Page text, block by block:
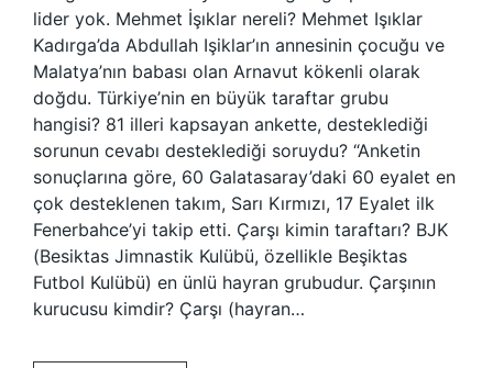
lider yok. Mehmet İşıklar nereli? Mehmet Işıklar
Kadırga’da Abdullah Işiklar’ın annesinin çocuğu ve
Malatya’nın babası olan Arnavut kökenli olarak
doğdu. Türkiye’nin en büyük taraftar grubu
hangisi? 81 illeri kapsayan ankette, desteklediği
sorunun cevabı desteklediği soruydu? “Anketin
sonuçlarına göre, 60 Galatasaray’daki 60 eyalet en
çok desteklenen takım, Sarı Kırmızı, 17 Eyalet ilk
Fenerbahce’yi takip etti. Çarşı kimin taraftarı? BJK
(Besiktas Jimnastik Kulübü, özellikle Beşiktas
Futbol Kulübü) en ünlü hayran grubudur. Çarşının
kurucusu kimdir? Çarşı (hayran…